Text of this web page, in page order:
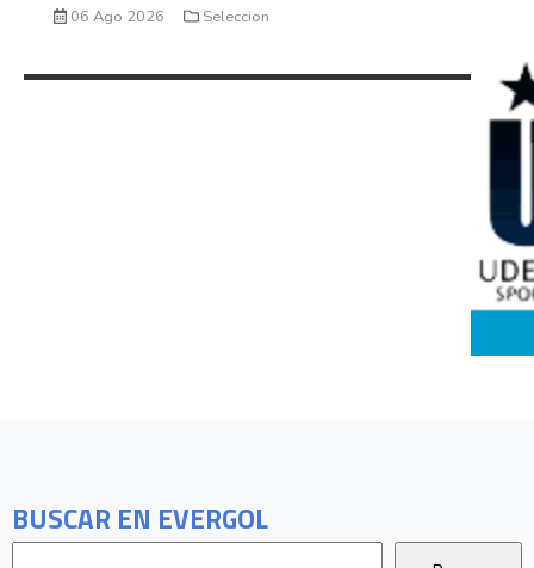
BUSCAR EN EVERGOL
06 Ago 2026 Seleccion